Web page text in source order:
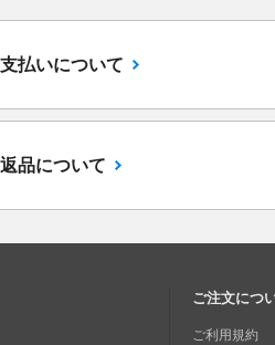
払いについて
返品について
ご注文につ
ご利用規約